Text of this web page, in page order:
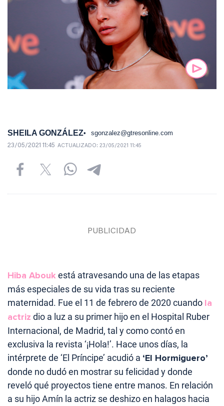
SHEILA GONZÁLEZ sgonzalez@gtresonline.com
23/05/2021 11:45 ACTUALIZADO: 23/05/2021 11:45
Hiba Aboukestá atravesando una de las etapas
más especiales de su vida tras su reciente
maternidad. Fue el 11 de febrero de 2020 cuando la
actriz dio a luz a su primer hijo en el Hospital Ruber
Internacional, de Madrid, tal y como contó en
exclusiva la revista ‘¡Hola!’. Hace unos días, la
intérprete de ‘El Príncipe’ acudió a ‘El Hormiguero’
donde no dudó en mostrar su felicidad y donde
reveló qué proyectos tiene entre manos. En relación
a su hijo Amín la actriz se deshizo en halagos hacia